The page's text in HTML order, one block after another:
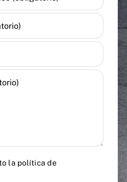
la política de